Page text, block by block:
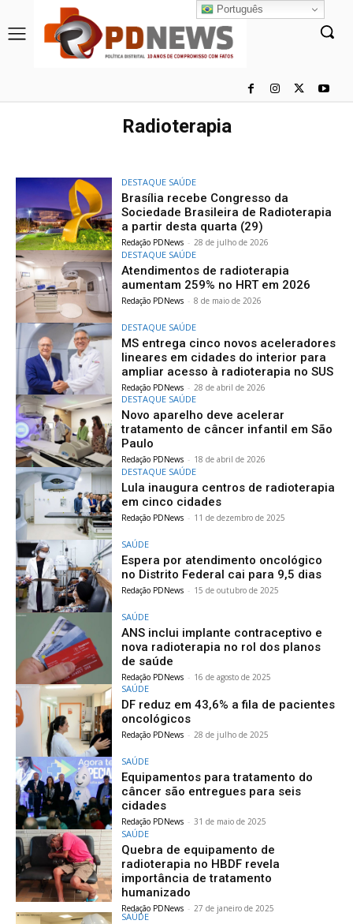
Radioterapia
DESTAQUE SAÚDE
Brasília recebe Congresso da
Sociedade Brasileira de Radioterapia
a partir desta quarta (29)
Redação PDNews - 28 de julho de 2026
DESTAQUE SAÚDE
Atendimentos de radioterapia
aumentam 259% no HRT em 2026
Redação PDNews - 8 de maio de 2026
DESTAQUE SAÚDE
MS entrega cinco novos aceleradores
lineares em cidades do interior para
ampliar acesso à radioterapia no SUS
Redação PDNews - 28 de abril de 2026
DESTAQUE SAÚDE
Novo aparelho deve acelerar
tratamento de câncer infantil em São
Paulo
Redação PDNews - 18 de abril de 2026
DESTAQUE SAÚDE
Lula inaugura centros de radioterapia
em cinco cidades
Redação PDNews - 11 de dezembro de 2025
SAÚDE
Espera por atendimento oncológico
no Distrito Federal cai para 9,5 dias
Redação PDNews - 15 de outubro de 2025
SAÚDE
ANS inclui implante contraceptivo e
nova radioterapia no rol dos planos
de saúde
Redação PDNews - 16 de agosto de 2025
SAÚDE
DF reduz em 43,6% a fila de pacientes
oncológicos
Redação PDNews - 28 de julho de 2025
SAÚDE
Equipamentos para tratamento do
câncer são entregues para seis
cidades
Redação PDNews - 31 de maio de 2025
SAÚDE
Quebra de equipamento de
radioterapia no HBDF revela
importância de tratamento
humanizado
Redação PDNews - 27 de janeiro de 2025
SAÚDE
Português